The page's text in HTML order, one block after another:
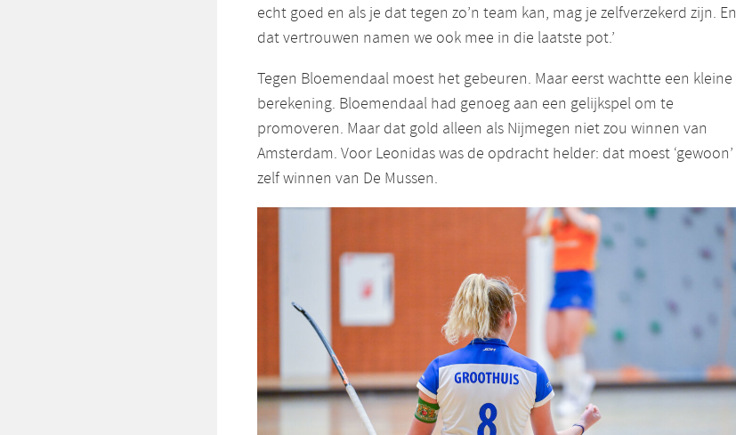
echt goed en als je dat tegen zo’n team kan, mag je zelfverzekerd zijn. En
dat vertrouwen namen we ook mee in die laatste pot.’
Tegen Bloemendaal moest het gebeuren. Maar eerst wachtte een kleine
berekening. Bloemendaal had genoeg aan een gelijkspel om te
promoveren. Maar dat gold alleen als Nijmegen niet zou winnen van
Amsterdam. Voor Leonidas was de opdracht helder: dat moest ‘gewoon’
zelf winnen van De Mussen.